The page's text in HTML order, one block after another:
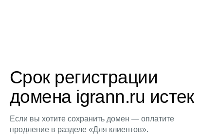
Срок регистрации
домена igrann.ru истек
Если вы хотите сохранить домен — оплатите
продление в разделе «Для клиентов».